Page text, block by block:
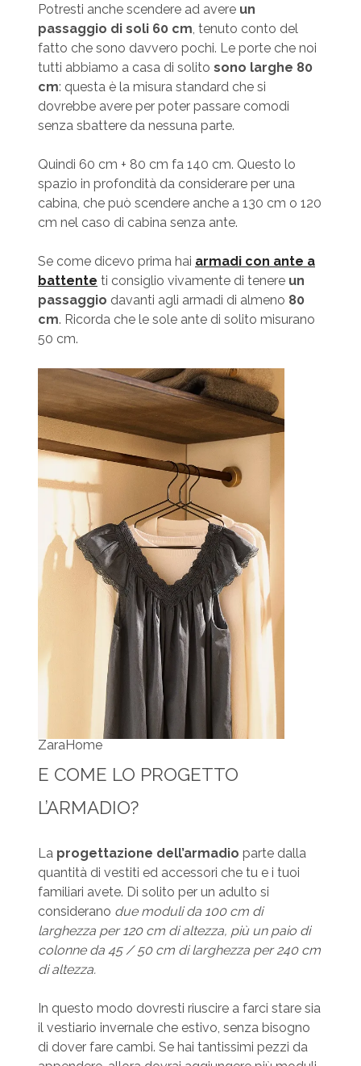
Potresti anche scendere ad avere un
passaggio di soli 60 cm, tenuto conto del
fatto che sono davvero pochi. Le porte che noi
tutti abbiamo a casa di solito sono larghe 80
cm: questa è la misura standard che si
dovrebbe avere per poter passare comodi
senza sbattere da nessuna parte.
Quindi 60 cm + 80 cm fa 140 cm. Questo lo
spazio in profondità da considerare per una
cabina, che può scendere anche a 130 cm o 120
cm nel caso di cabina senza ante.
Se come dicevo prima hai armadi con ante a
battente ti consiglio vivamente di tenereun
passaggio davanti agli armadi di almeno 80
cm. Ricorda che le sole ante di solito misurano
50 cm.
ZaraHome
E COME LO PROGETTO
L’ARMADIO?
La progettazione dell’armadio parte dalla
quantità di vestiti ed accessori che tu e i tuoi
familiari avete. Di solito per un adulto si
considerano due moduli da 100 cm di
larghezza per 120 cm di altezza, più un paio di
colonne da 45 / 50 cm di larghezza per 240 cm
di altezza.
In questo modo dovresti riuscire a farci stare sia
il vestiario invernale che estivo, senza bisogno
di dover fare cambi. Se hai tantissimi pezzi da